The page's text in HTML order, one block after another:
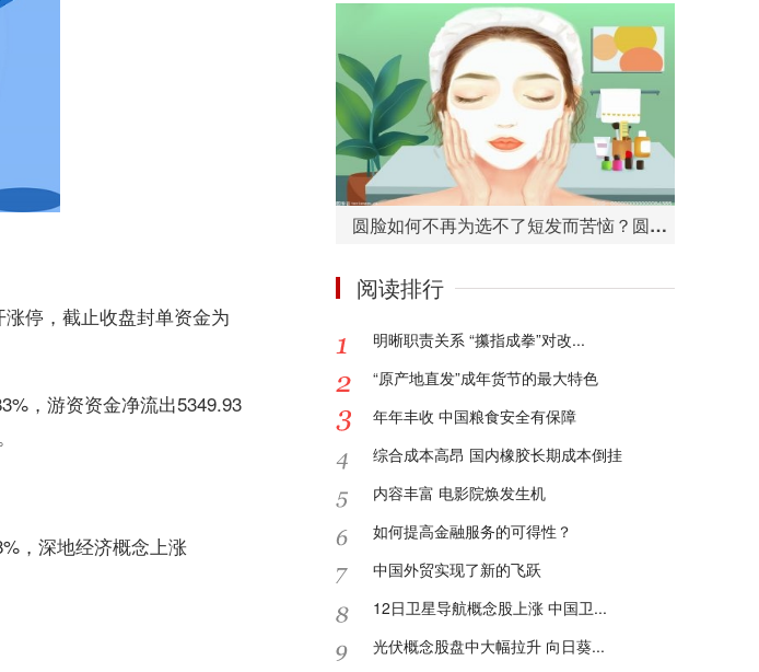
停，截止收盘封单资金为
，游资资金净流出5349.93
，深地经济概念上涨
圆脸如何不再为选不了短发而苦恼？圆脸适合的短发造型有哪些？
阅读排行
明晰职责关系 “攥指成拳”对改...
“原产地直发”成年货节的最大特色
年年丰收 中国粮食安全有保障
综合成本高昂 国内橡胶长期成本倒挂
内容丰富 电影院焕发生机
如何提高金融服务的可得性？
中国外贸实现了新的飞跃
12日卫星导航概念股上涨 中国卫...
光伏概念股盘中大幅拉升 向日葵...